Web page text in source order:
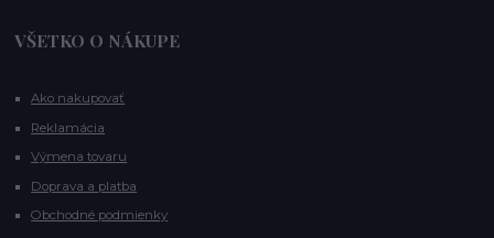
VŠETKO O NÁKUPE
Ako nakupovať
Reklamácia
Výmena tovaru
Doprava a platba
Obchodné podmienky